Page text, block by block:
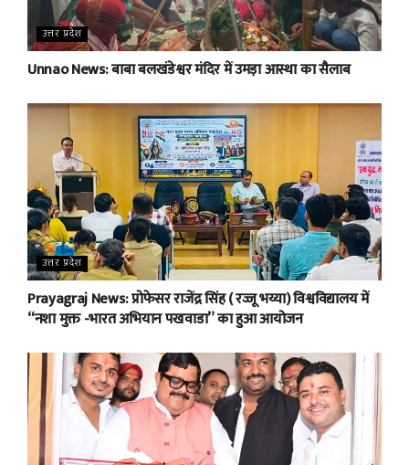
उत्तर प्रदेश
Unnao News: बाबा बलखंडेश्वर मंदिर में उमड़ा आस्था का सैलाब
उत्तर प्रदेश
Prayagraj News: प्रोफेसर राजेंद्र सिंह ( रज्जू भय्या) विश्वविद्यालय में
“नशा मुक्त -भारत अभियान पखवाडा” का हुआ आयोजन